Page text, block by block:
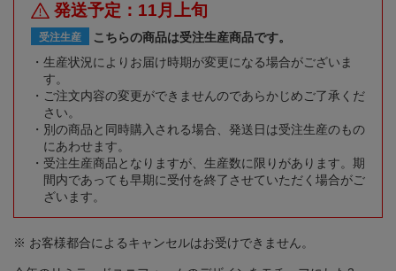
発送予定：11月上旬
受注生産
こちらの商品は受注生産商品です。
生産状況によりお届け時期が変更になる場合がございま
す。
ご注文内容の変更ができませんのであらかじめご了承くだ
さい。
別の商品と同時購入される場合、発送日は受注生産のもの
にあわせます。
受注生産商品となりますが、生産数に限りがあります。期
間内であっても早期に受付を終了させていただく場合がご
ざいます。
※ お客様都合によるキャンセルはお受けできません。